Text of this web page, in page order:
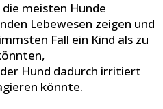
meisten Hunde
Lebewesen zeigen und
Fall ein Kind als zu
Hund dadurch irritiert
könnte.